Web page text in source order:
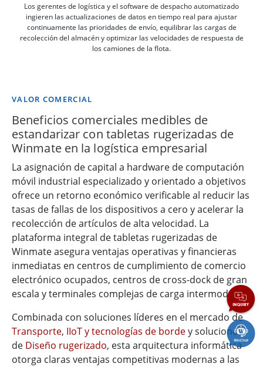
Los gerentes de logística y el software de despacho automatizado
ingieren las actualizaciones de datos en tiempo real para ajustar
continuamente las prioridades de envío, equilibrar las cargas de
recolección del almacén y optimizar las velocidades de respuesta de
los camiones de la flota.
VALOR COMERCIAL
Beneficios comerciales medibles de
estandarizar con tabletas rugerizadas de
Winmate en la logística empresarial
La asignación de capital a hardware de computación
móvil industrial especializado y orientado a objetivos
ofrece un retorno económico verificable al reducir las
tasas de fallas de los dispositivos a cero y acelerar la
recolección de artículos de alta velocidad. La
plataforma integral de tabletas rugerizadas de
Winmate asegura ventajas operativas y financieras
inmediatas en centros de cumplimiento de comercio
electrónico ocupados, centros de cross-dock de gran
escala y terminales complejas de carga intermodal.
Combinada con soluciones líderes en el mercado de
Transporte, IIoT y tecnologías de bordey soluciones
de Diseño rugerizado, esta arquitectura informática
otorga claras ventajas competitivas modernas a las